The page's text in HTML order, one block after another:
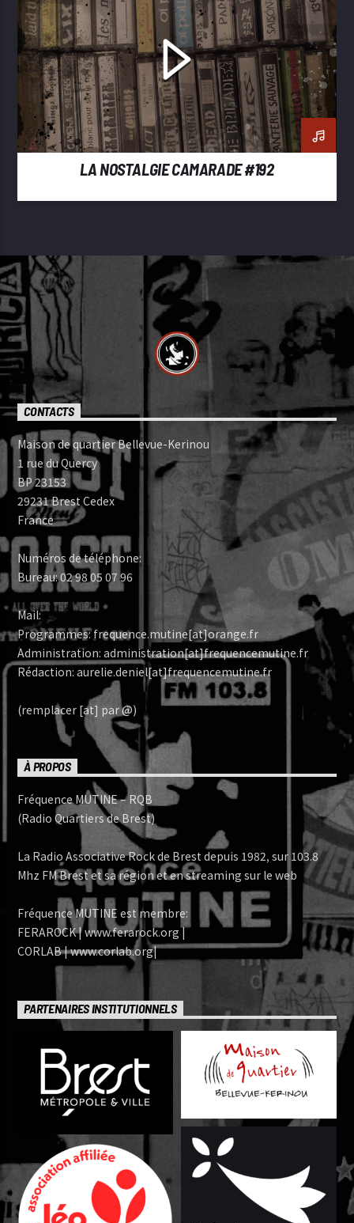
LA NOSTALGIE CAMARADE #192
CONTACTS
Maison de quartier Bellevue-Kerinou
1 rue du Quercy
BP 23153
29231 Brest Cedex
France
Numéros de téléphone:
Bureau: 02 98 05 07 96
Mail:
Programmes: frequence.mutine[at]orange.fr
Administration: administration[at]frequencemutine.fr
Rédaction: aurelie.deniel[at]frequencemutine.fr
(remplacer [at] par @)
À PROPOS
Fréquence MUTINE – RQB
(Radio Quartiers de Brest)
La Radio Associative Rock de Brest depuis 1982, sur 103.8
Mhz FM Brest et sa région et en streaming sur le web
Fréquence MUTINE est membre:
FERAROCK | www.ferarock.org |
CORLAB | www.corlab.org|
PARTENAIRES INSTITUTIONNELS